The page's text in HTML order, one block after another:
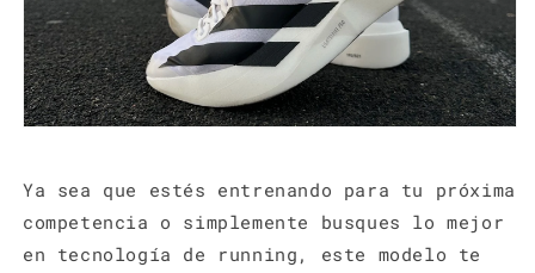
Ya sea que estés entrenando para tu próxima
competencia o simplemente busques lo mejor
en tecnología de running, este modelo te